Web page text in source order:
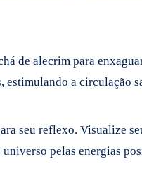
de alecrim para
estimulando a circulação
seu reflexo. Visualize
pelas energias